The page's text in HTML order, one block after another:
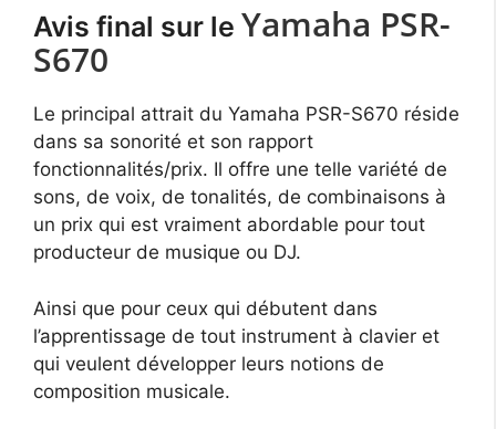
Avis final sur le Yamaha PSR-
S670
Le principal attrait du Yamaha PSR-S670 réside
dans sa sonorité et son rapport
fonctionnalités/prix. Il offre une telle variété de
sons, de voix, de tonalités, de combinaisons à
un prix qui est vraiment abordable pour tout
producteur de musique ou DJ.
Ainsi que pour ceux qui débutent dans
l’apprentissage de tout instrument à clavier et
qui veulent développer leurs notions de
composition musicale.